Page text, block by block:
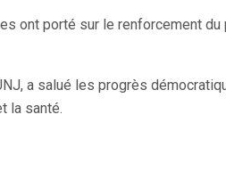
ont porté sur le renforcement
a salué les progrès
la santé.